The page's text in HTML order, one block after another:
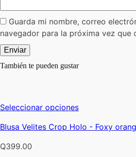
Guarda mi nombre, correo
navegador para la próxima vez que
También te pueden gustar
Seleccionar opcionesEste
tiene
Blusa Velites Crop Holo - Foxy
Q399.00